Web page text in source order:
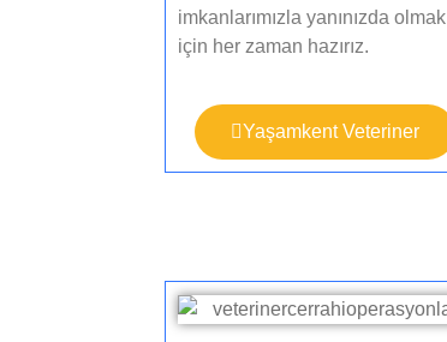
imkanlarımızla yanınızda olmak
için her zaman hazırız.
Yaşamkent Veteriner